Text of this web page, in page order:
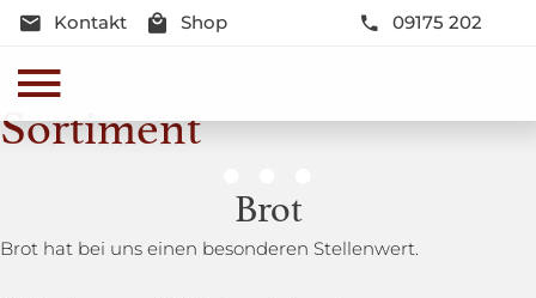
Kontakt Shop 09175 202
Sortiment
Genussmomente
Herzhaft oder süß - Beste Qualität und Frische sind
Brot
Brot hat bei uns einen besonderen Stellenwert.